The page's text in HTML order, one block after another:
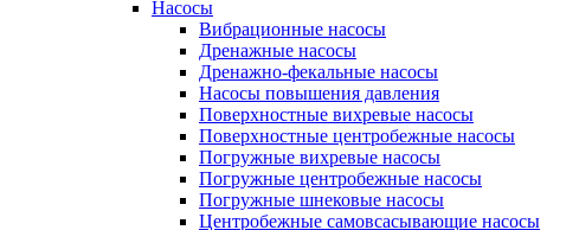
Насосы
Вибрационные насосы
Дренажные насосы
Дренажно-фекальные насосы
Насосы повышения давления
Поверхностные вихревые насосы
Поверхностные центробежные насосы
Погружные вихревые насосы
Погружные центробежные насосы
Погружные шнековые насосы
Центробежные самовсасывающие насосы